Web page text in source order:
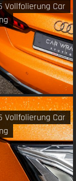
Vollfolierung Car
Vollfolierung Car